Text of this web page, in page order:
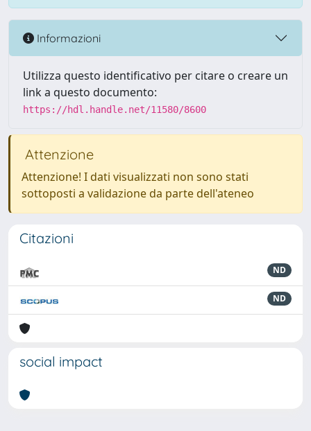
Informazioni
Utilizza questo identificativo per citare o creare un
link a questo documento:
https://hdl.handle.net/11580/8600
Attenzione
Attenzione! I dati visualizzati non sono stati
sottoposti a validazione da parte dell'ateneo
Citazioni
ND
ND
social impact